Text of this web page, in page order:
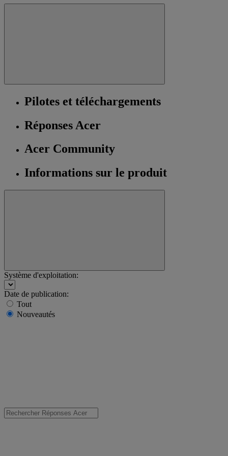
Pilotes et téléchargements
Réponses Acer
Acer Community
Informations sur le produit
Système d'exploitation:
Date de publication:
Tout
Nouveautés